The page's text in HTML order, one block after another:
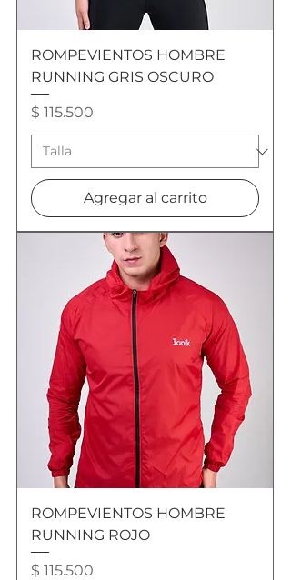
ROMPEVIENTOS HOMBRE
RUNNING GRIS OSCURO
Precio
$ 115.500
Agregar al carrito
ROMPEVIENTOS HOMBRE
RUNNING ROJO
Precio
$ 115.500